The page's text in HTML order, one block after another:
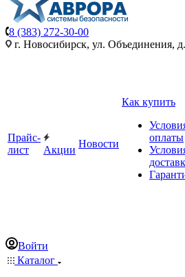
8 (383) 272-30-00
г. Новосибирск, ул. Объединения,
Прайс-
лист
Акции
Новости
Как купить
оплаты
Войти
Каталог